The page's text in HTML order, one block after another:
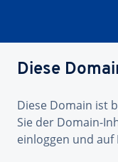
Diese
Diese Domain ist
Sie der Domain-
einloggen und